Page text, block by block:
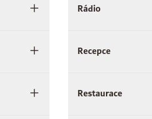
Rádio
Recepce
Restaurace